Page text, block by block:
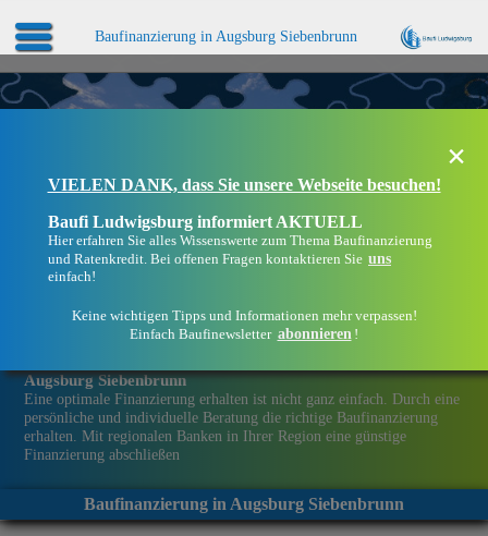
Baufinanzierung in Augsburg Siebenbrunn
Augsburg Siebenbrunn
Eine optimale Finanzierung erhalten ist nicht ganz einfach. Durch eine
persönliche und individuelle Beratung die richtige Baufinanzierung
erhalten. Mit regionalen Banken in Ihrer Region eine günstige
Finanzierung abschließen
Baufinanzierung in Augsburg Siebenbrunn
×
VIELEN DANK, dass Sie unsere Webseite besuchen!
Baufi Ludwigsburg informiert AKTUELL
Hier erfahren Sie alles Wissenswerte zum Thema Baufinanzierung
und Ratenkredit. Bei offenen Fragen kontaktieren Sie uns
einfach!
Keine wichtigen Tipps und Informationen mehr verpassen!
Einfach Baufinewsletter abonnieren !